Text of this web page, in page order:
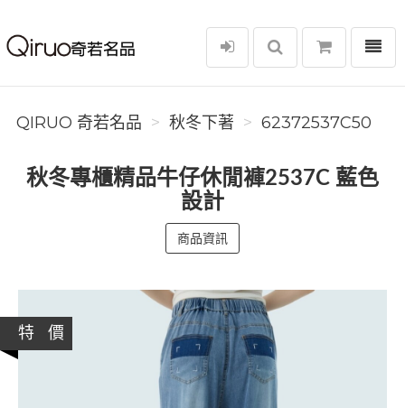
Qiruo 奇若名品
選單
QIRUO 奇若名品 秋冬下著 62372537C50
秋冬專櫃精品牛仔休閒褲2537C 藍色
設計
商品資訊
特 價